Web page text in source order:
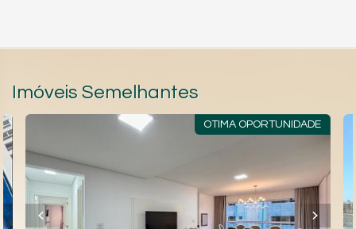
Imóveis Semelhantes
OTIMA OPORTUNIDADE